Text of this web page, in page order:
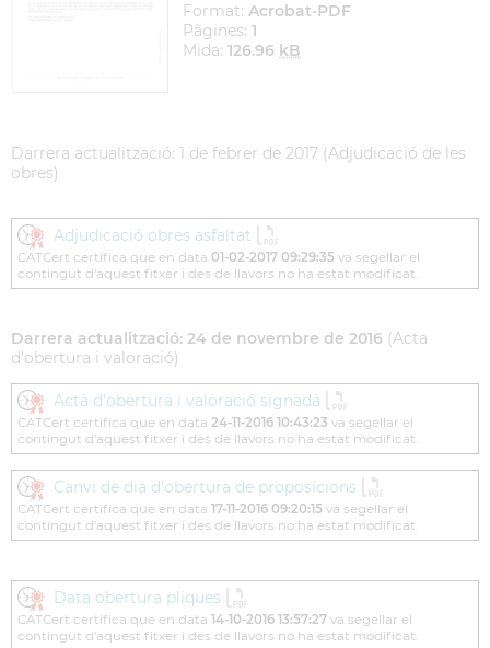
Format: Acrobat-PDF
Pàgines: 1
Mida: 126.96 kB
Darrera actualització: 1 de febrer de 2017 (Adjudicació de les
obres)
Adjudicació obres asfaltat
CATCert certifica que en data 01-02-2017 09:29:35 va segellar el
contingut d'aquest fitxer i des de llavors no ha estat modificat.
Darrera actualització: 24 de novembre de 2016 (Acta
d'obertura i valoració)
Acta d'obertura i valoració signada
CATCert certifica que en data 24-11-2016 10:43:23 va segellar el
contingut d'aquest fitxer i des de llavors no ha estat modificat.
Canvi de dia d'obertura de proposicions
CATCert certifica que en data 17-11-2016 09:20:15 va segellar el
contingut d'aquest fitxer i des de llavors no ha estat modificat.
Data obertura pliques
CATCert certifica que en data 14-10-2016 13:57:27 va segellar el
contingut d'aquest fitxer i des de llavors no ha estat modificat.